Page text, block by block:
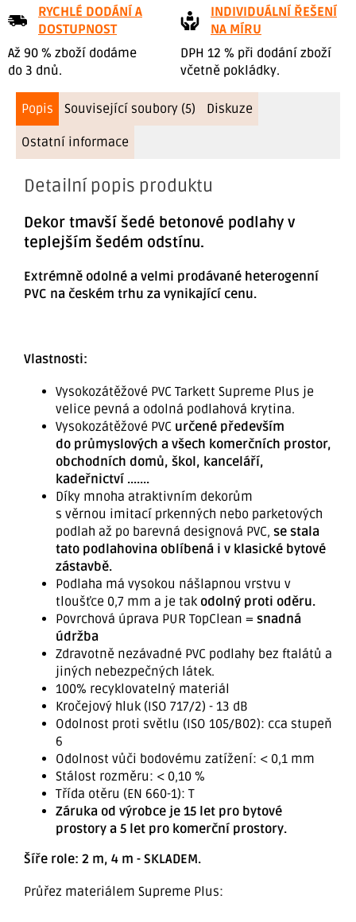
RYCHLÉ DODÁNÍ A
DOSTUPNOST
Až 90 % zboží dodáme
do 3 dnů.
INDIVIDUÁLNÍ ŘEŠENÍ
NA MÍRU
DPH 12 % při dodání zboží
včetně pokládky.
Popis Související soubory (5) Diskuze
Ostatní informace
Detailní popis produktu
Dekor tmavší šedé betonové podlahy v
teplejším šedém odstínu.
Extrémně odolné a velmi prodávané heterogenní
PVC na českém trhu za vynikající cenu.
Vlastnosti:
Vysokozátěžové PVC Tarkett Supreme Plus je
velice pevná a odolná podlahová krytina.
Vysokozátěžové PVC určené především
do průmyslových a všech komerčních prostor,
obchodních domů, škol, kanceláří,
kadeřnictví .......
Díky mnoha atraktivním dekorům
s věrnou imitací prkenných nebo parketových
podlah až po barevná designová PVC, se stala
tato podlahovina oblíbená i v klasické bytové
zástavbě.
Podlaha má vysokou nášlapnou vrstvu v
tloušťce 0,7 mm a je tak odolný proti oděru.
Povrchová úprava PUR TopClean = snadná
údržba
Zdravotně nezávadné PVC podlahy bez ftalátů a
jiných nebezpečných látek.
100% recyklovatelný materiál
Kročejový hluk (ISO 717/2) - 13 dB
Odolnost proti světlu (ISO 105/B02): cca stupeň
6
Odolnost vůči bodovému zatížení: < 0,1 mm
Stálost rozměru: < 0,10 %
Třída otěru (EN 660-1): T
Záruka od výrobce je 15 let pro bytové
prostory a 5 let pro komerční prostory.
Šíře role: 2 m, 4 m - SKLADEM.
Průřez materiálem Supreme Plus: